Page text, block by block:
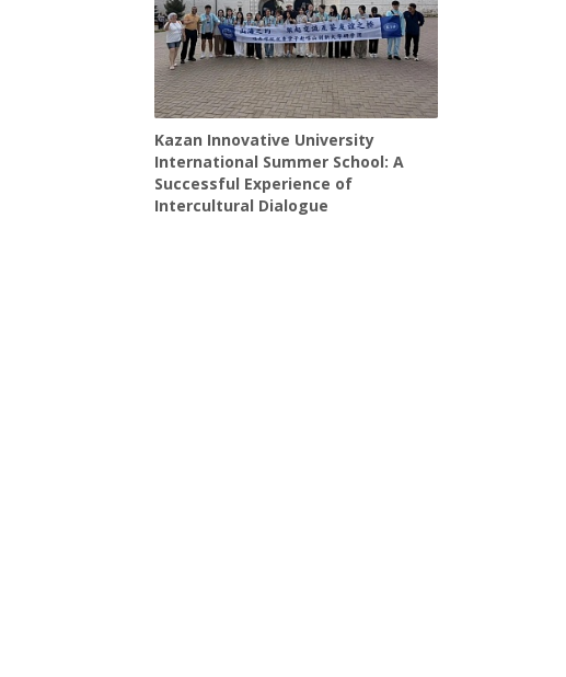
Kazan Innovative University
International Summer School: A
Successful Experience of
Intercultural Dialogue